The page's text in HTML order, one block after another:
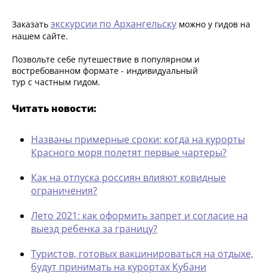
Заказать экскурсии по Архангельску можно у гидов на
нашем сайте.
Позвольте себе путешествие в популярном и
востребованном формате - индивидуальный
тур с частным гидом.
Читать новости:
Названы примерные сроки: когда на курорты
Красного моря полетят первые чартеры?
Как на отпуска россиян влияют ковидные
ограничения?
Лето 2021: как оформить запрет и согласие на
выезд ребенка за границу?
Туристов, готовых вакцинироваться на отдыхе,
будут принимать на курортах Кубани